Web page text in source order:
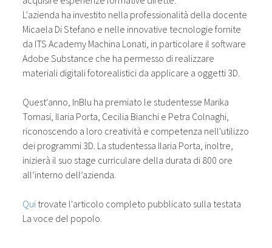
L'azienda ha investito nella professionalità della docente
Micaela Di Stefano e nelle innovative tecnologie fornite
da ITS Academy Machina Lonati, in particolare il software
Adobe Substance che ha permesso di realizzare
materiali digitali fotorealistici da applicare a oggetti 3D.
Quest'anno, InBlu ha premiato le studentesse Marika
Tomasi, Ilaria Porta, Cecilia Bianchi e Petra Colnaghi,
riconoscendo a loro creatività e competenza nell'utilizzo
dei programmi 3D. La studentessa Ilaria Porta, inoltre,
inizierà il suo stage curriculare della durata di 800 ore
all’interno dell’azienda.
Qui trovate l'articolo completo pubblicato sulla testata
La voce del popolo.